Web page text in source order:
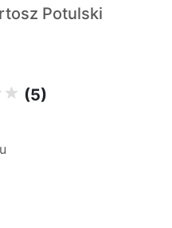
Potulski
(5)